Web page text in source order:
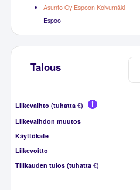
Asunto Oy Espoon Koivumäki
Espoo
Talous
Liikevaihto (tuhatta €)
Liikevaihdon muutos
Käyttökate
Liikevoitto
Tilikauden tulos (tuhatta €)